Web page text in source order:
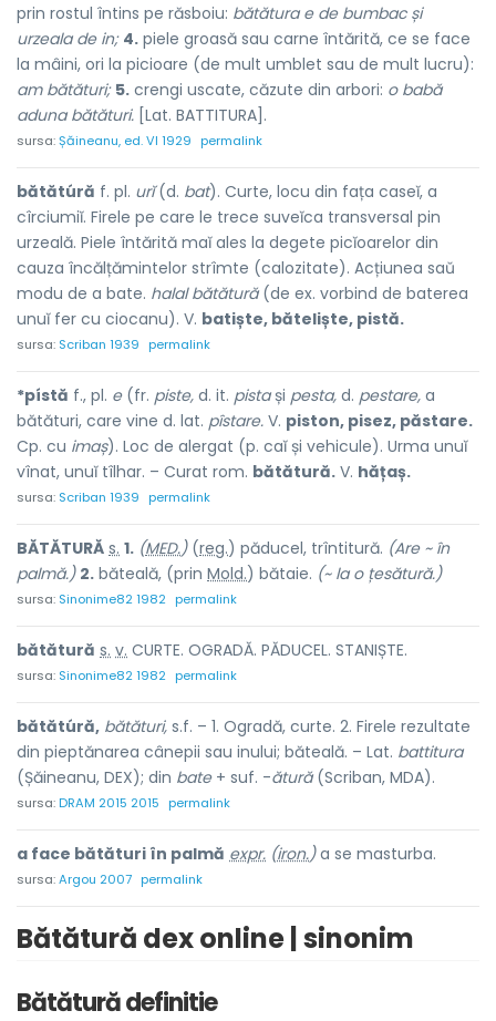
prin rostul întins pe răsboiu: bătătura e de bumbac și
urzeala de in; 4. piele groasă sau carne întărită, ce se face
la mâini, ori la picioare (de mult umblet sau de mult lucru):
am bătături; 5. crengi uscate, căzute din arbori: o babă
aduna bătături. [Lat. BATTITURA].
sursa:Șăineanu, ed. VI 1929 permalink
bătătúră f. pl. urĭ(d. bat). Curte, locu din fața caseĭ, a
cîrciumiĭ. Firele pe care le trece suveĭca transversal pin
urzeală. Piele întărită maĭ ales la degete picĭoarelor din
cauza încălțămintelor strîmte (calozitate). Acțiunea saŭ
modu de a bate. halal bătătură(de ex. vorbind de baterea
unuĭ fer cu ciocanu). V. batiște, băteliște, pistă.
sursa: Scriban 1939 permalink
*pístă f., pl. e(fr. piste, d. it. pistași pesta, d. pestare, a
bătături, care vine d. lat. pîstare. V. piston, pisez, păstare.
Cp. cu imaș). Loc de alergat (p. caĭ și vehicule). Urma unuĭ
vînat, unuĭ tîlhar. – Curat rom. bătătură. V. hățaș.
sursa: Scriban 1939 permalink
BĂTĂTURĂ s. 1. (MED.)(reg.) păducel, trîntitură. (Are ~ în
palmă.) 2. băteală, (prin Mold.) bătaie. (~ la o țesătură.)
sursa: Sinonime82 1982 permalink
bătătură s. v. CURTE. OGRADĂ. PĂDUCEL. STANIȘTE.
sursa: Sinonime82 1982 permalink
bătătúră, bătături, s.f. – 1. Ogradă, curte. 2. Firele rezultate
din pieptănarea cânepii sau inului; băteală. – Lat. battitura
(Șăineanu, DEX); din bate+ suf. -ătură(Scriban, MDA).
sursa:DRAM 2015 2015 permalink
a face bătături în palmă expr. (iron.)a se masturba.
sursa:Argou 2007 permalink
Bătătură dex online | sinonim
Bătătură definitie